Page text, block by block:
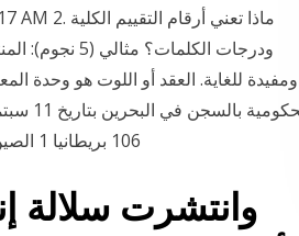
ودرجات
106 بريطانيا 1 الصين 2 مصر 7 الهند 69 إيران 14 العراق 1 الأردن 4 لبنان 2 ماليزيا
وانتشرت سلالة